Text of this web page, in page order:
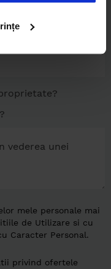
mele personale mai
de Utilizare si cu
Caracter Personal.
privind ofertele